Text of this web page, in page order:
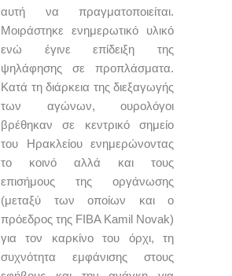
αυτή να πραγματοποιείται.
Μοιράστηκε ενημερωτικό υλικό
ενώ έγινε επίδειξη της
ψηλάφησης σε προπλάσματα.
Κατά τη διάρκεια της διεξαγωγής
των αγώνων, ουρολόγοι
βρέθηκαν σε κεντρικό σημείο
του Ηρακλείου ενημερώνοντας
το κοινό αλλά και τους
επισήμους της οργάνωσης
(μεταξύ των οποίων και ο
πρόεδρος της FIBA Kamil Novak)
για τον καρκίνο του όρχι, τη
συχνότητα εμφάνισης στους